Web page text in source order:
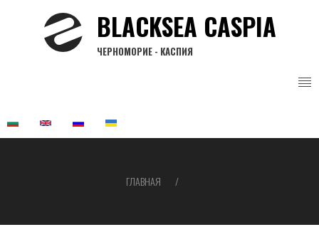
BLACKSEA CASPIA
ЧЕРНОМОРИЕ - КАСПИЯ
навигации
ГЛАВНАЯ